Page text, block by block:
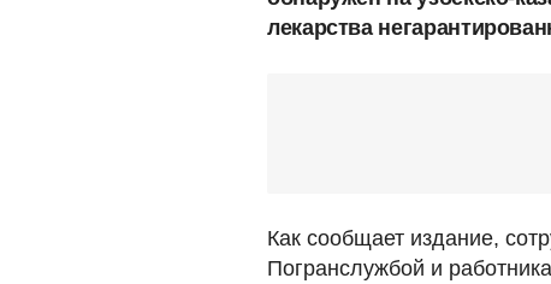
лекарства
Как сообщает издание,
Погранслужбой и